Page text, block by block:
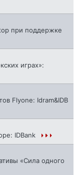
при поддержке
играх»:
Flyone: Idram&IDB
IDBank
«Сила одного